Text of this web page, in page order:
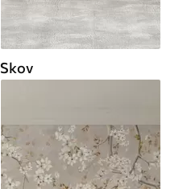
Skov